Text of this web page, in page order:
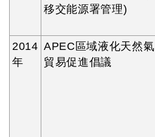
移交能源署管理)
2014
年
APEC區域液化天然氣
貿易促進倡議